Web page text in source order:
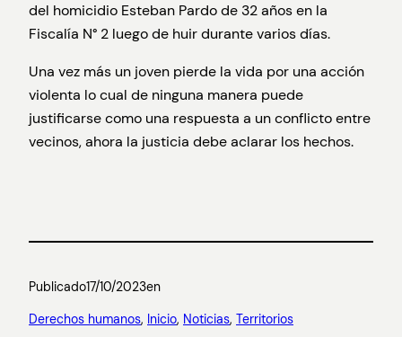
del homicidio Esteban Pardo de 32 años en la
Fiscalía N° 2 luego de huir durante varios días.
Una vez más un joven pierde la vida por una acción
violenta lo cual de ninguna manera puede
justificarse como una respuesta a un conflicto entre
vecinos, ahora la justicia debe aclarar los hechos.
Publicado17/10/2023en
Derechos humanos, Inicio, Noticias, Territorios